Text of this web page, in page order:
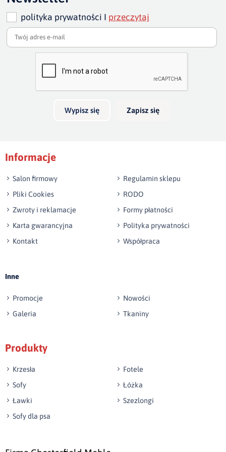
wysokość sofy:80 cm/ w najwyższym punkcie 87-88
szerokość całkowita sofy :
Dodaj opinię o produkcie
Twoja ocena
Bardzo dobry
Twoja opinia o produkcie
Wyślij opinię
polityka prywatności I przeczytaj
Wypisz się Zapisz się
Informacje
Salon firmowy
Regulamin sklepu
Pliki Cookies
RODO
Zwroty i reklamacje
Formy płatności
Karta gwarancyjna
Polityka prywatności
Kontakt
Współpraca
Inne
Promocje
Nowości
Galeria
Tkaniny
Produkty
Krzesła
Fotele
Sofy
Łóżka
Ławki
Szezlongi
Sofy dla psa